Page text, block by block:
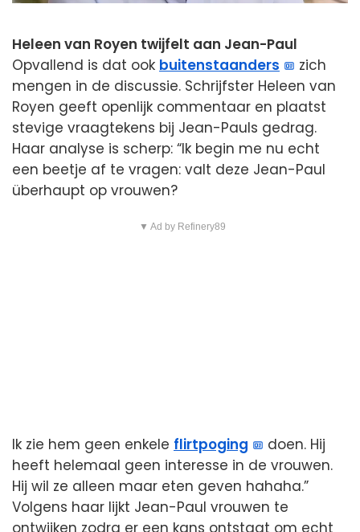
Heleen van Royen twijfelt aan Jean-Paul
Opvallend is dat ook buitenstaanders
zich
mengen in de discussie. Schrijfster Heleen van
Royen geeft openlijk commentaar en plaatst
stevige vraagtekens bij Jean-Pauls gedrag.
Haar analyse is scherp: “Ik begin me nu echt
een beetje af te vragen: valt deze Jean-Paul
überhaupt op vrouwen?
▼ Ad by Refinery89
Ik zie hem geen enkele flirtpoging
doen. Hij
heeft helemaal geen interesse in de vrouwen.
Hij wil ze alleen maar eten geven hahaha.”
Volgens haar lijkt Jean-Paul vrouwen te
ontwijken zodra er een kans ontstaat om echt